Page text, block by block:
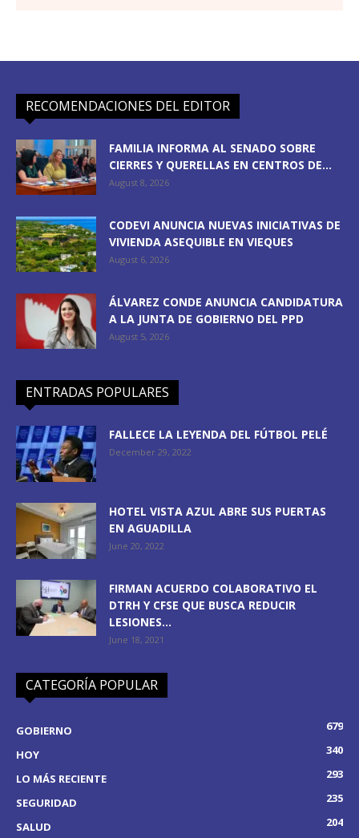
RECOMENDACIONES DEL EDITOR
FAMILIA INFORMA AL SENADO SOBRE
CIERRES Y QUERELLAS EN CENTROS DE...
August 8, 2026
CODEVI ANUNCIA NUEVAS INICIATIVAS DE
VIVIENDA ASEQUIBLE EN VIEQUES
August 6, 2026
ÁLVAREZ CONDE ANUNCIA CANDIDATURA
A LA JUNTA DE GOBIERNO DEL PPD
August 5, 2026
ENTRADAS POPULARES
FALLECE LA LEYENDA DEL FÚTBOL PELÉ
December 29, 2022
HOTEL VISTA AZUL ABRE SUS PUERTAS
EN AGUADILLA
June 20, 2022
FIRMAN ACUERDO COLABORATIVO EL
DTRH Y CFSE QUE BUSCA REDUCIR
LESIONES...
June 18, 2021
CATEGORÍA POPULAR
GOBIERNO
679
HOY
340
LO MÁS RECIENTE
293
SEGURIDAD
235
SALUD
204